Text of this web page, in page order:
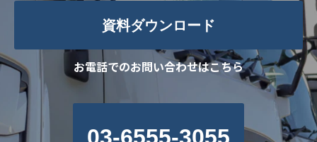
資料ダウンロード
お電話でのお問い合わせはこちら